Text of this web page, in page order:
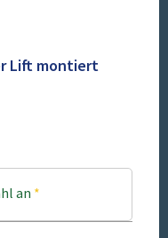
Lift montiert
an *